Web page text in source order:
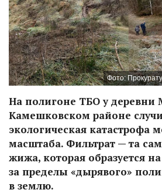
Фото:
На полигоне ТБО у деревни
Камешковском районе
экологическая катастрофа
масштаба. Фильтрат — та
жижа, которая образуется
за пределы «дырявого»
в землю.